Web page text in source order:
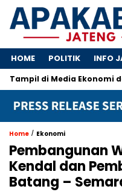
HOME POLITIK INFO
di Media Ekonomi dan
Home / Ekonomi
Pembangunan
Kendal dan
Batang –